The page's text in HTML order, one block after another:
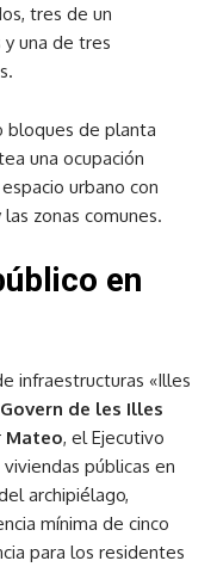
tres de un
una de tres
bloques de planta
una ocupación
urbano con
zonas comunes.
en
infraestructuras «Illes
Govern de les Illes
Mateo, el Ejecutivo
públicas en
archipiélago,
mínima de cinco
para los residentes